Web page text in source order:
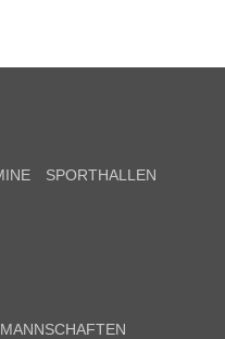
SPORTHALLEN
MANNSCHAFTEN